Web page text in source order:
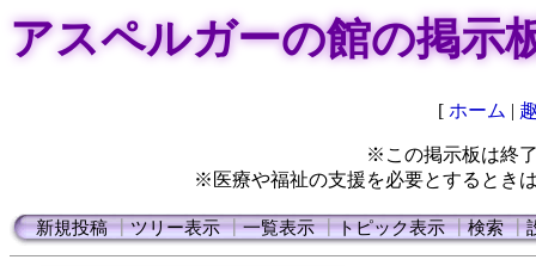
アスペルガーの館の掲示
[ ホーム |
※この掲示板は終
※医療や福祉の支援を必要とするとき
新規投稿┃ツリー表示┃一覧表示┃トピック表示┃検索┃